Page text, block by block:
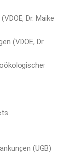
Dr. Maike
(VDOE, Dr.
(UGB)